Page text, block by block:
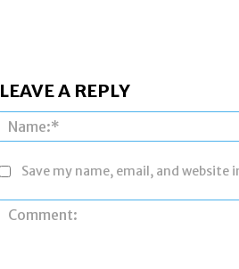
LEAVE A REPLY
Save my name, email, and